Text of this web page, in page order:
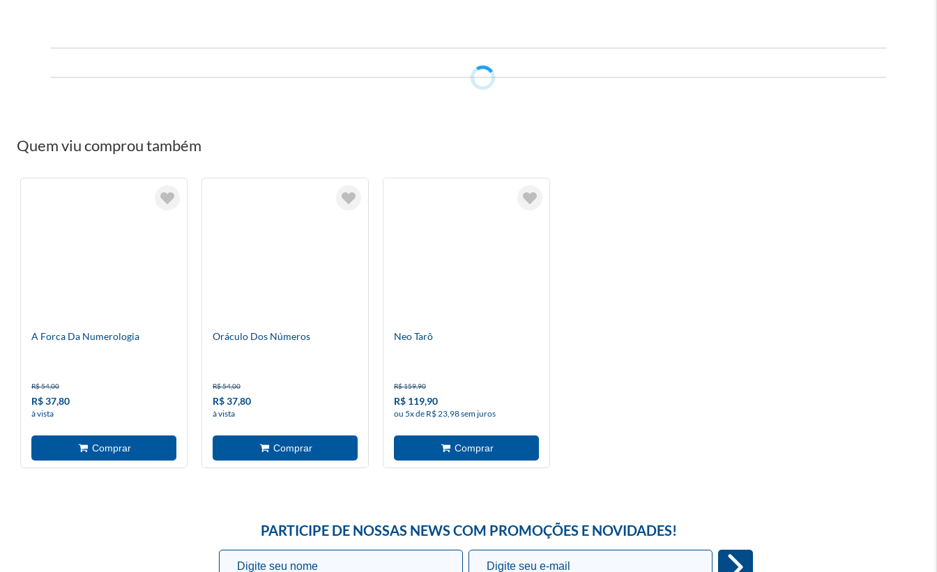
Quem viu comprou também
A Forca Da Numerologia
R$ 54,00
R$ 37,80
à vista
Oráculo Dos Números
R$ 54,00
R$ 37,80
à vista
Neo Tarô
R$ 159,90
R$ 119,90
ou 5x de R$ 23,98 sem juros
PARTICIPE DE NOSSAS NEWS COM PROMOÇÕES E NOVIDADES!